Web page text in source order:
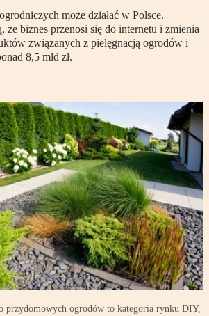
może działać w Polsce.
że biznes przenosi się do internetu i zmienia
związanych z pielęgnacją ogrodów i
8,5 mld zł.
przydomowych ogrodów to kategoria rynku DIY,